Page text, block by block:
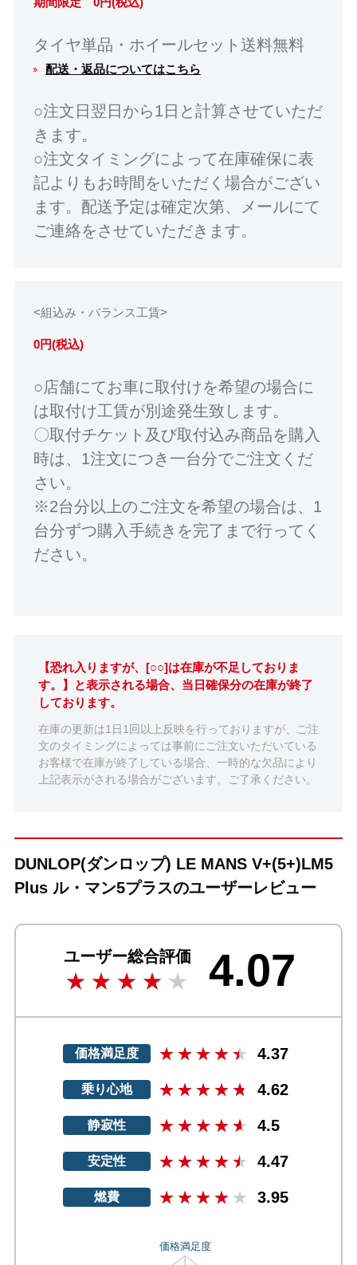
タイヤ単品・ホイールセット送料無料
配送・返品についてはこちら
○注文日翌日から1日と計算させていただ
きます。
○注文タイミングによって在庫確保に表
記よりもお時間をいただく場合がござい
ます。配送予定は確定次第、メールにて
ご連絡をさせていただきます。
<組込み・バランス工賃>
0円(税込)
○店舗にてお車に取付けを希望の場合に
は取付け工賃が別途発生致します。
〇取付チケット及び取付込み商品を購入
時は、1注文につき一台分でご注文くだ
さい。
※2台分以上のご注文を希望の場合は、1
台分ずつ購入手続きを完了まで行ってく
ださい。
【恐れ入りますが、[○○]は在庫が不足しておりま
す。】と表示される場合、当日確保分の在庫が終了
しております。
在庫の更新は1日1回以上反映を行っておりますが、ご注
文のタイミングによっては事前にご注文いただいている
お客様で在庫が終了している場合、一時的な欠品により
上記表示がされる場合がございます。ご了承ください。
DUNLOP(ダンロップ) LE MANS V+(5+)LM5
Plus ル・マン5プラスのユーザーレビュー
ユーザー総合評価 4.07
価格満足度 4.37
乗り心地 4.62
静寂性 4.5
安定性 4.47
燃費 3.95